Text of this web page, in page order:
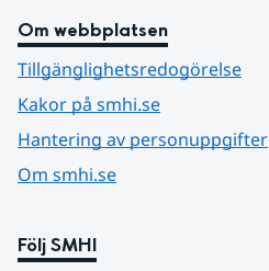
Om webbplatsen
Tillgänglighetsredogörelse
Kakor på smhi.se
Hantering av personuppgifter
Om smhi.se
Följ SMHI